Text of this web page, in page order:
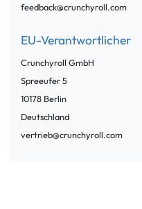
feedback@crunchyroll.com
EU-Verantwortlicher
Crunchyroll GmbH
Spreeufer5
10178 Berlin
Deutschland
vertrieb@crunchyroll.com